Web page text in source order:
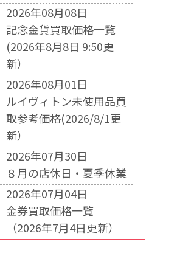
2026年08月08日
記念金貨買取価格一覧
(2026年8月8日 9:50更
新）
2026年08月01日
ルイヴィトン未使用品買
取参考価格(2026/8/1更
新）
2026年07月30日
８月の店休日・夏季休業
2026年07月04日
金券買取価格一覧
（2026年7月4日更新）